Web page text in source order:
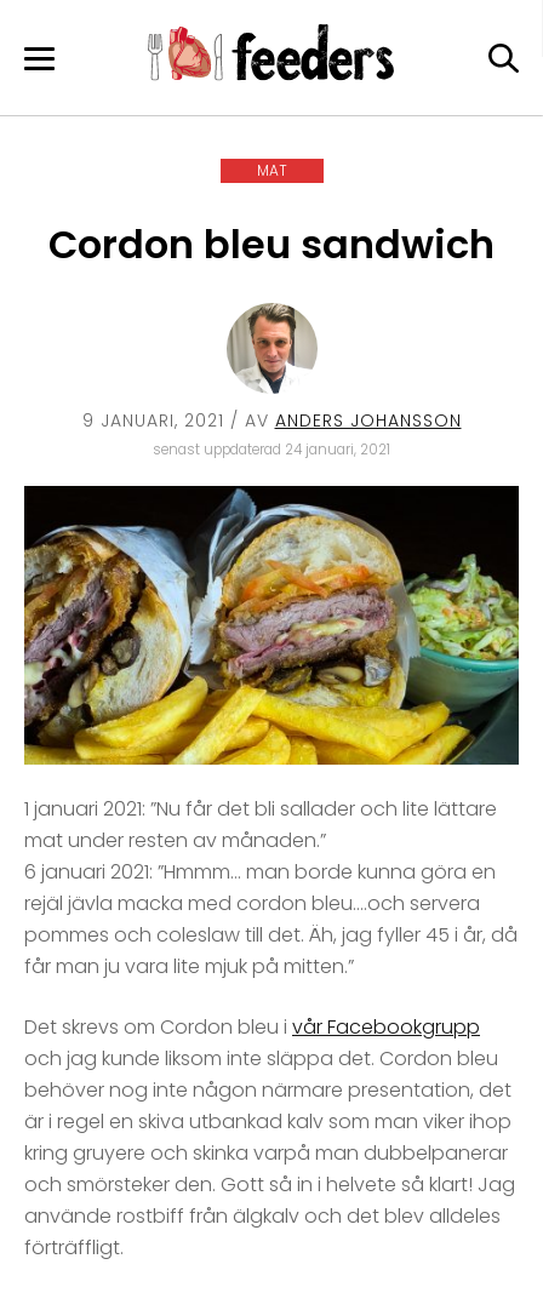
MAT
Cordon bleu sandwich
9 JANUARI, 2021 / AV ANDERS JOHANSSON
senast uppdaterad 24 januari, 2021
1 januari 2021: ”Nu får det bli sallader och lite lättare
mat under resten av månaden.”
6 januari 2021: ”Hmmm… man borde kunna göra en
rejäl jävla macka med cordon bleu….och servera
pommes och coleslaw till det. Äh, jag fyller 45 i år, då
får man ju vara lite mjuk på mitten.”
Det skrevs om Cordon bleu i vår Facebookgrupp
och jag kunde liksom inte släppa det. Cordon bleu
behöver nog inte någon närmare presentation, det
är i regel en skiva utbankad kalv som man viker ihop
kring gruyere och skinka varpå man dubbelpanerar
och smörsteker den. Gott så in i helvete så klart! Jag
använde rostbiff från älgkalv och det blev alldeles
förträffligt.